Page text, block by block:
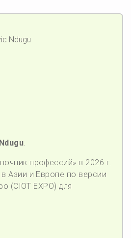
.
профессий» в 2026 г.
Азии и Европе по версии
(CIOT EXPO) для